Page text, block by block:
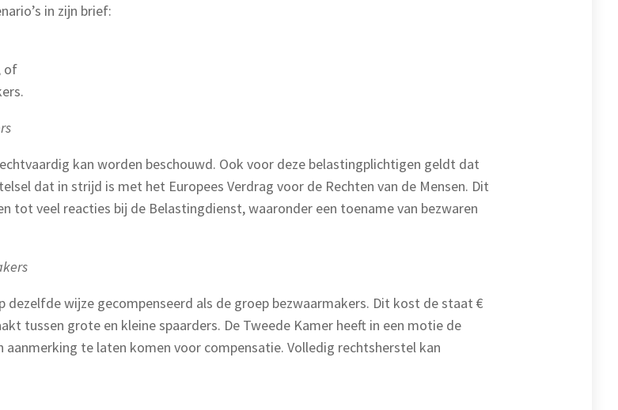
in zijn brief:
of
kan worden beschouwd. Ook voor deze belastingplichtigen geldt dat
dat in strijd is met het Europees Verdrag voor de Rechten van de Mensen. Dit
tot veel reacties bij de Belastingdienst, waaronder een toename van bezwaren
wijze gecompenseerd als de groep bezwaarmakers. Dit kost de staat €
tussen grote en kleine spaarders. De Tweede Kamer heeft in een motie de
te laten komen voor compensatie. Volledig rechtsherstel kan